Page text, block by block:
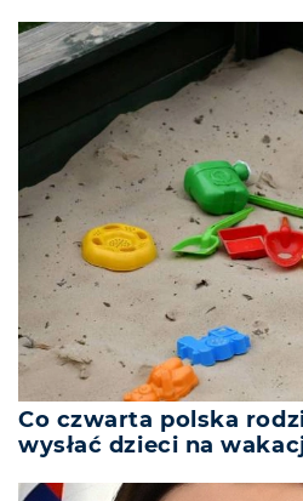
Co czwarta polska
wysłać dzieci na